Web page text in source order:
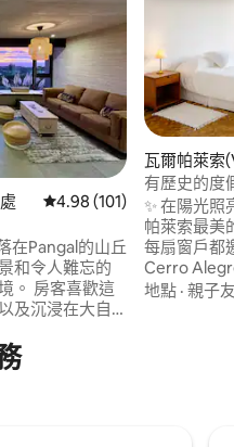
分 5 分）
從 101 則評價中獲得 4.98
4.98 (101)
在Pangal的山丘
和令人難忘的
。 房客喜歡這
及沉浸在大自
勒穆和龐塔德
適
複使用水灌
瓦爾帕萊索
棟房屋
有歷史的度
✨ 在陽光照
帕萊索最美的
每扇窗戶都邀
Cerro
室有原始鑲
地點 · 親子